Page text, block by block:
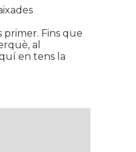
Fins que
al
en tens la